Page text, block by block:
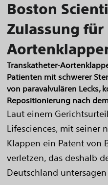
Boston
Zulassung für
Transkatheter-
Patienten mit schwerer
von paravalvulären Lecks,
Repositionierung nach
Laut einem
Lifesciences, mit seiner
Klappen ein Patent von
verletzen, das deshalb
Deutschland